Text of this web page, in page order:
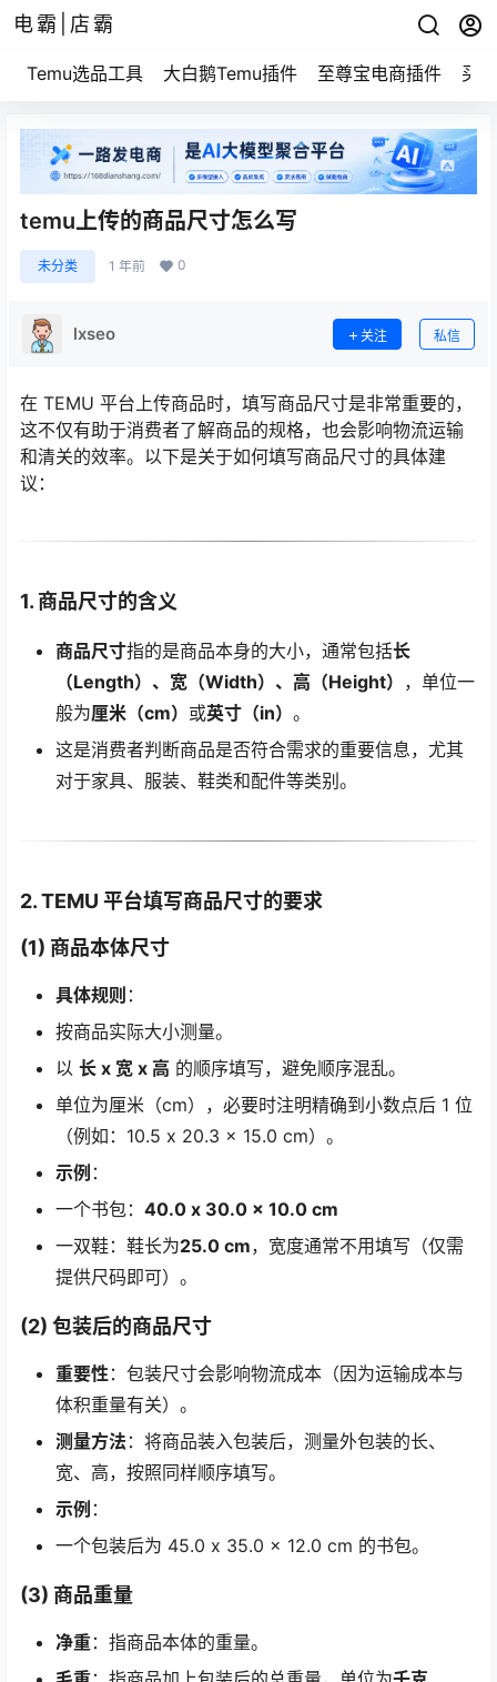
电霸|店霸
Temu选品工具 大白鹅Temu插件 至尊宝电商插件 买
temu上传的商品尺寸怎么写
未分类 1 年前 0
lxseo 关注 私信
在 TEMU 平台上传商品时，填写商品尺寸是非常重要的，
这不仅有助于消费者了解商品的规格，也会影响物流运输
和清关的效率。以下是关于如何填写商品尺寸的具体建
议：
1. 商品尺寸的含义
商品尺寸指的是商品本身的大小，通常包括长
（Length）、宽（Width）、高（Height） ，单位一
般为厘米（cm） 或英寸（in） 。
这是消费者判断商品是否符合需求的重要信息，尤其
对于家具、服装、鞋类和配件等类别。
2. TEMU 平台填写商品尺寸的要求
(1) 商品本体尺寸
具体规则 ：
按商品实际大小测量。
以 长 x 宽 x 高 的顺序填写，避免顺序混乱。
单位为厘米（cm），必要时注明精确到小数点后 1 位
（例如：10.5 x 20.3 x 15.0 cm）。
示例 ：
一个书包： 40.0 x 30.0 x 10.0 cm
一双鞋：鞋长为25.0 cm，宽度通常不用填写（仅需
提供尺码即可）。
(2) 包装后的商品尺寸
重要性 ：包装尺寸会影响物流成本（因为运输成本与
体积重量有关）。
测量方法 ：将商品装入包装后，测量外包装的长、
宽、高，按照同样顺序填写。
示例 ：
一个包装后为 45.0 x 35.0 x 12.0 cm 的书包。
(3) 商品重量
净重：指商品本体的重量。